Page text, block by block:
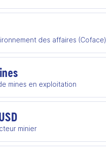
des affaires (Coface)
mines en exploitation
minier